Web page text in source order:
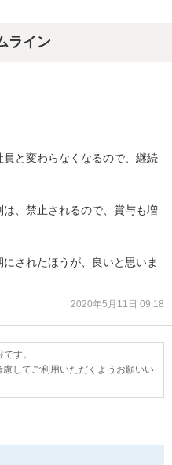
ライン
と変わらなくなるので、継続
、禁止されるので、賞与も増
されたほうが、良いと思いま
2020年5月11日 09:18
す。
してご利用いただくようお願いい